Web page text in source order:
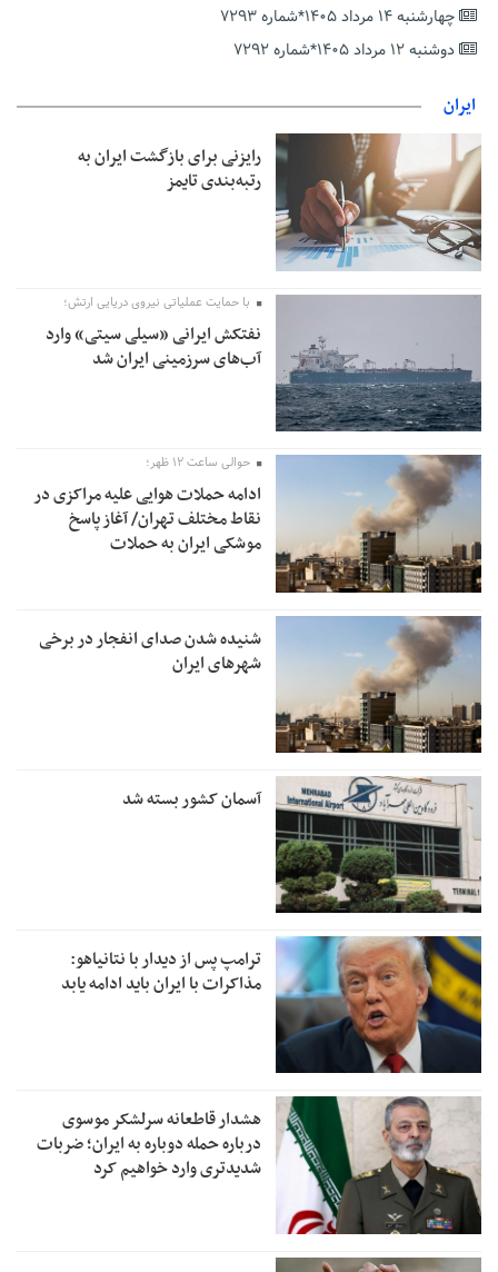
هشدار معاون وظیفه عمومی گیلان به سربازان فراری؛ اعطای
معافیت شایعه است
ندارد
پس از استعفا
چهارشنبه ۱۴ مرداد ۱۴۰۵*شماره ۷۲۹۳
دوشنبه ۱۲ مرداد ۱۴۰۵*شماره ۷۲۹۲
ایران
رایزنی برای بازگشت ایران به
رتبه‌بندی تایمز
با حمایت عملیاتی نیروی دریایی ارتش؛
نفتکش ایرانی «سیلی سیتی» وارد
آب‌های سرزمینی ایران شد
حوالی ساعت ۱۲ ظهر؛
ادامه حملات هوایی علیه مراکزی در
نقاط مختلف تهران/ آغاز پاسخ
موشکی ایران به حملات
شنیده شدن صدای انفجار در برخی
شهرهای ایران
آسمان کشور بسته شد
ترامپ پس از دیدار با نتانیاهو:
مذاکرات با ایران باید ادامه یابد
هشدار قاطعانه سرلشکر موسوی
درباره حمله دوباره به ایران؛ ضربات
شدیدتری وارد خواهیم کرد